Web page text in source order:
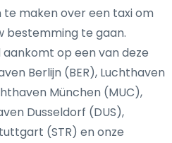
te maken over een taxi om
bestemming te gaan.
op een van deze
Berlijn (BER), Luchthaven
München (MUC),
Dusseldorf (DUS),
(STR) en onze